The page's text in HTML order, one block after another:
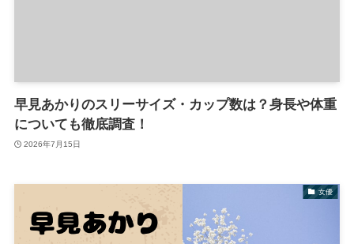
早見あかりのスリーサイズ・カップ数は？身長や体重
についても徹底調査！
2026年7月15日
女優